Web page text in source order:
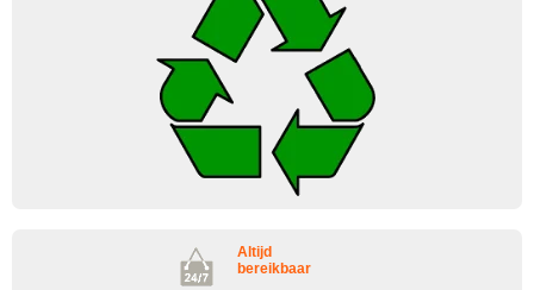
Altijd
bereikbaar